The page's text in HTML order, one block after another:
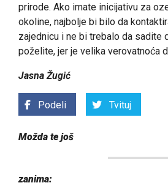
prirode. Ako imate inicijativu za
okoline, najbolje bi bilo da
zajednicu i ne bi trebalo da sadite
poželite, jer je velika verovatnoća
Jasna Žugić
Podeli Tvituj
Možda te još
zanima: